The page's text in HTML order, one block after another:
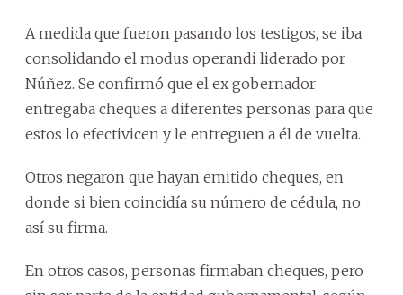
A medida que fueron pasando los testigos, se iba
consolidando el modus operandi liderado por
Núñez. Se confirmó que el ex gobernador
entregaba cheques a diferentes personas para que
estos lo efectivicen y le entreguen a él de vuelta.
Otros negaron que hayan emitido cheques, en
donde si bien coincidía su número de cédula, no
así su firma.
En otros casos, personas firmaban cheques, pero